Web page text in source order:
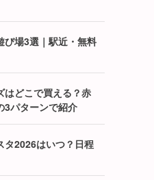
び場3選｜駅近・無料
はどこで買える？赤
3パターンで紹介
タ2026はいつ？日程